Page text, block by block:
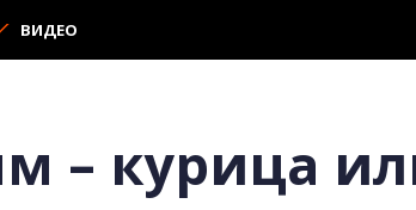
ВИДЕО
– курица